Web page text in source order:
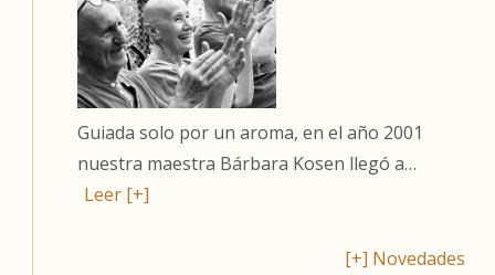
Guiada solo por un aroma, en el año 2001
nuestra maestra Bárbara Kosen llegó a…
Leer [+]
[+] Novedades